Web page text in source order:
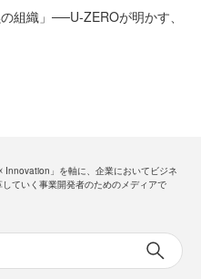
組織」──U-ZEROが明かす、
Innovation」を軸に、企業においてビジネ
していく事業開発者のためのメディアで